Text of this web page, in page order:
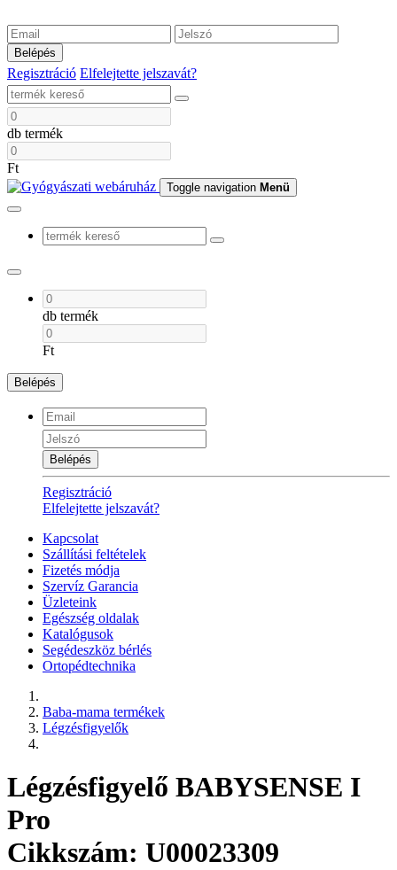
Belépés
Regisztráció Elfelejtette jelszavát?
db termék
Ft
Toggle navigation Menü
db termék
Ft
Belépés
Belépés
Regisztráció
Elfelejtette jelszavát?
Kapcsolat
Szállítási feltételek
Fizetés módja
Szervíz Garancia
Üzleteink
Egészség oldalak
Katalógusok
Segédeszköz bérlés
Ortopédtechnika
Baba-mama termékek
Légzésfigyelők
Légzésfigyelő BABYSENSE I
Pro
Cikkszám: U00023309